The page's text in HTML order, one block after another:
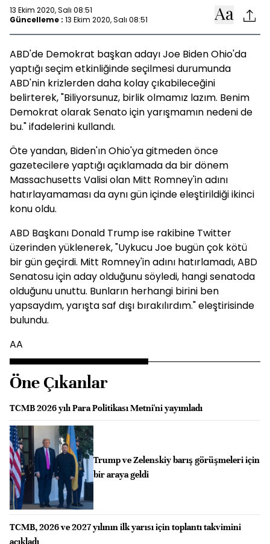
13 Ekim 2020, Salı 08:51
Güncelleme : 13 Ekim 2020, Salı 08:51
ABD'de Demokrat başkan adayı Joe Biden Ohio'da
yaptığı seçim etkinliğinde seçilmesi durumunda
ABD'nin krizlerden daha kolay çıkabileceğini
belirterek, "Biliyorsunuz, birlik olmamız lazım. Benim
Demokrat olarak Senato için yarışmamın nedeni de
bu." ifadelerini kullandı.
Öte yandan, Biden'ın Ohio'ya gitmeden önce
gazetecilere yaptığı açıklamada da bir dönem
Massachusetts Valisi olan Mitt Romney'in adını
hatırlayamaması da aynı gün içinde eleştirildiği ikinci
konu oldu.
ABD Başkanı Donald Trump ise rakibine Twitter
üzerinden yüklenerek, "Uykucu Joe bugün çok kötü
bir gün geçirdi. Mitt Romney'in adını hatırlamadı, ABD
Senatosu için aday olduğunu söyledi, hangi senatoda
olduğunu unuttu. Bunların herhangi birini ben
yapsaydım, yarışta saf dışı bırakılırdım." eleştirisinde
bulundu.
AA
Öne Çıkanlar
TCMB 2026 yılı Para Politikası Metni'ni yayımladı
Trump ve Zelenskiy barış görüşmeleri için
bir araya geldi
TCMB, 2026 ve 2027 yılının ilk yarısı için toplantı takvimini
açıkladı